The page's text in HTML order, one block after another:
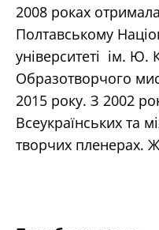
2008 роках
Полтавському
університеті ім. Ю.
Образотворчого
2015 року. З 2002
Всеукраїнських та
творчих пленерах.